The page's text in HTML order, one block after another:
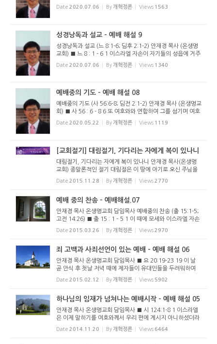
되 그런즉 너는 내 언약을 지키고 네 후손도 대대로 지키라 10
너희 중 남자는 다 할례를 받으라 이것이 나와 너희와 너희 후
Date 2020.07.06 By 개혁정론 Views 1563
성경낭독과 설교 - 예배 해설 9
성경낭독과 설교 (느 8:1-6; 딤후 2:1-2) 안재경 목사 (온생명
교회) ■ 느 8 : 1 - 6 1 이스라엘 자손이 자기들의 성읍에 거주
하였더니 일곱째 달에 이르러 모든 백성이 일제히 수문 앞 광
장에 모여 학사 에스라에게 여호와께서 이스라엘에게 명령하
Date 2020.07.06 By 개혁정론 Views 1340
예배중의 기도 - 예배 해설 08
예배중의 기도 (사 56:6-8; 딤전 2:1-2) 안재경 목사 (온생명교
회) ■ 사 56 : 6 - 8 6 또 여호와와 연합하여 그를 섬기며 여호
와의 이름을 사랑하며 그의 종이 되며 안식일을 지켜 더럽히지
아니하며 나의 언약을 굳게 지키는 이방인마다 7 내가 곧 그들
Date 2020.05.22 By 개혁정론 Views 1119
[교회절기] 대림절기, 기다리는 자에게 복이 있나니
대림절기, 기다리는 자에게 복이 있나니 안재경 목사(온생명
교회) 종말론적인 절기 대림절은 이 땅에 아기로 오신 주님을
대망하는 절기이지만 종말에 주님이 다시 오실 것을 기다리는
것도 강조한다. 이런 강조는 대림절이 도입된 프랑스 고울 지
Date 2015.11.28 By 개혁정론 Views2770
예배 중의 찬송 - 예배해설.07
안재경 목사 온생명교회 담임목사 예배중의 찬송 (출 15:1-5;
고전 14:26) ■ 출 15 : 1 – 5 1 이 때에 모세와 이스라엘 자손
이 이 노래로 여호와께 노래하니 일렀으되 내가 여호와를 찬송
하리니 그는 높고 영화로우심이요 말과 그 탄 자를 바다에 던
Date 2015.03.26 By 개혁정론 Views2970
죄 고백과 사죄선언이 있는 예배 - 예배 해설 06
안재경 목사 온생명교회 담임목사 ■ 요 20:19-23 19 이 날
곧 안식 후 첫날 저녁 때에 제자들이 유대인들을 두려워하여
모인 곳의 문들을 닫았더니 예수께서 오사 가운데 서서 이르시
되 너희에게 평강이 있을지어다 20 이 말씀을 하시고 손과 옆
Date 2015.02.12 By 개혁정론 Views 5902
하나님의 임재가 넘쳐나는 예배시작 - 예배 해설 05
안재경 목사 온생명교회 담임목사 ■ 시 124:1-8 1 이스라엘
은 이제 말하기를 여호와께서 우리 편에 계시지 아니하셨더라
면 우리가 어떻게 하였으랴 2 사람들이 우리를 치러 일어날 때
에 여호와께서 우리 편에 계시지 아니하셨더라면 3 그 때에 그
Date 2014.11.20 By 개혁정론 Views 6464